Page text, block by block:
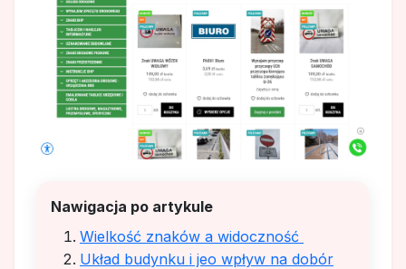
Nawigacja po artykule
Wielkość znaków a widoczność
Układ budynku i jeo wpływ na dobór